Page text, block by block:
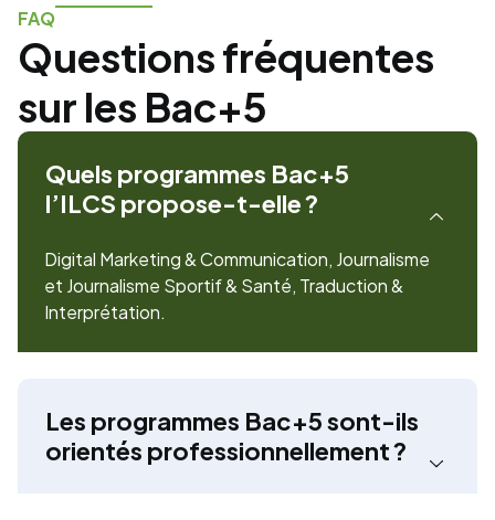
FAQ
Questions fréquentes
sur les Bac+5
Quels programmes Bac+5
l’ILCS propose-t-elle ?
Digital Marketing & Communication, Journalisme
et Journalisme Sportif & Santé, Traduction &
Interprétation.
Les programmes Bac+5 sont-ils
orientés professionnellement ?